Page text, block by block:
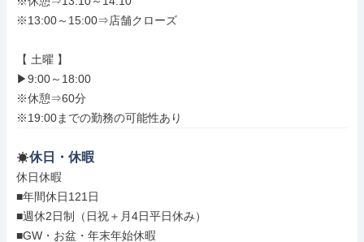
※13:00～15:00⇒店舗クローズ
【 土曜 】
▶9:00～18:00
※休憩⇒60分
※19:00までの勤務の可能性あり
休日・休暇
休日休暇
■年間休日121日
■週休2日制（日祝＋月4日平日休み）
■GW・お盆・年末年始休暇